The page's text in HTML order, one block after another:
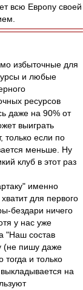
всю Европу своей
избыточные для
и любые
ресурсов
даже на 90% от
выиграть
только если по
меньше. Ну
клуб в этот раз
именно
для первого
бездари ничего
у нас уже
"Наш состав
(не пишу даже
тогда и только
выкладывается на